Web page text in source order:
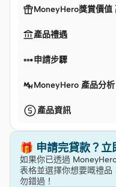
MoneyHero獎賞價
產品禮遇
申請步驟
MoneyHero 產品分析
產品資訊
🎁 申請完貸款？立
如果你已透過
表格並選擇你想要嘅禮
勿錯過！